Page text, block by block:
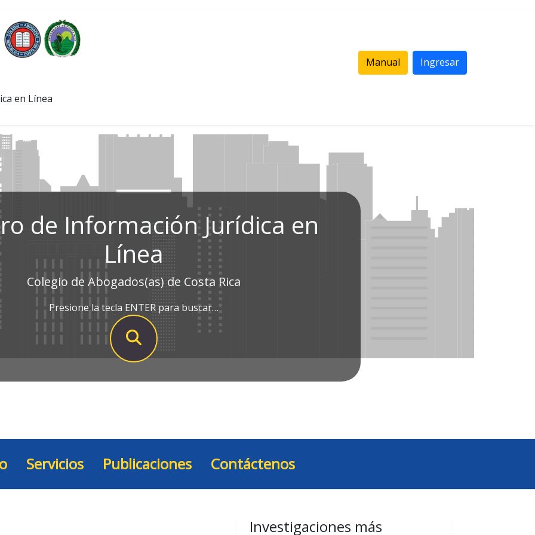
en Línea
Manual Ingresar
de Información Jurídica en
Línea
Colegio de Abogados(as) de Costa Rica
Presione la tecla ENTER para buscar…
Servicios Publicaciones Contáctenos
Investigaciones más